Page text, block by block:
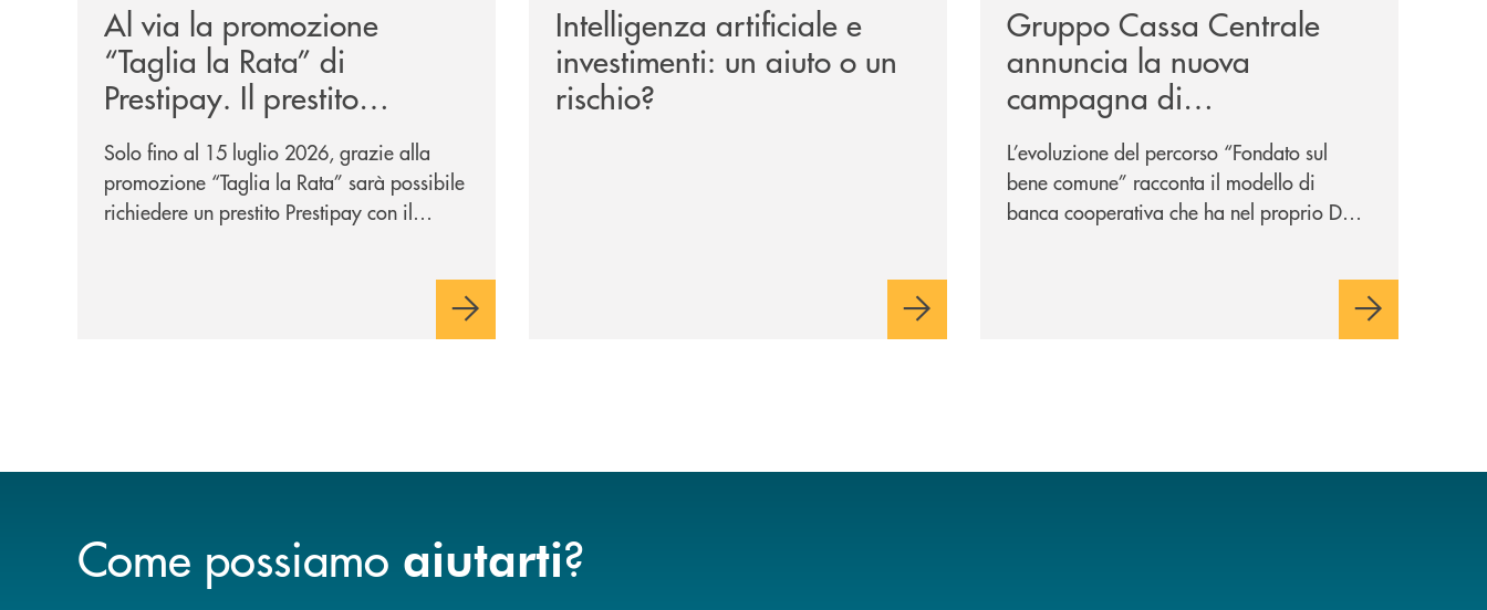
Al via la promozione
“Taglia la Rata” di
Prestipay. Il prestito
personale che si fa in due
per te!
Solo fino al 15 luglio 2026, grazie alla
promozione “Taglia la Rata” sarà possibile
richiedere un prestito Prestipay con il
Intelligenza artificiale e
investimenti: un aiuto o un
rischio?
Gruppo Cassa Centrale
annuncia la nuova
campagna di
comunicazione
nazionale: “Oggi si dice
ESG. Per noi è fare la cosa
L’evoluzione del percorso “Fondato sul
bene comune” racconta il modello di
banca cooperativa che ha nel proprio DNA
Come possiamo aiutarti?